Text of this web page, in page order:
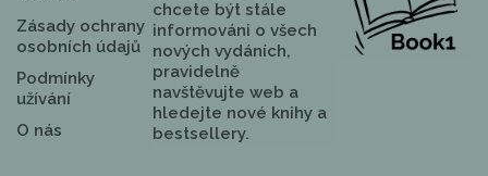
Zásady ochrany
osobních údajů
Podmínky
užívání
O nás
chcete být stále
informováni o všech
nových vydáních,
pravidelně
navštěvujte web a
hledejte nové knihy a
bestsellery.